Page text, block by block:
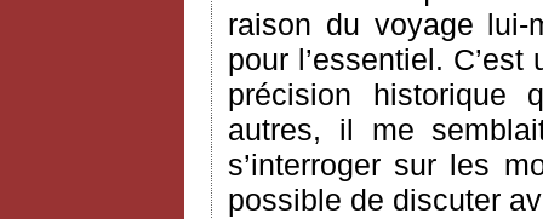
raison du voyage
pour l’essentiel.
précision historique
autres, il me
s’interroger sur les
possible de discuter